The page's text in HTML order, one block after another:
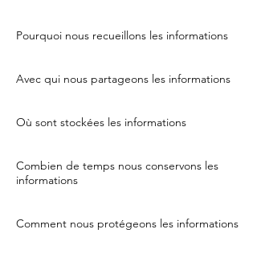
Pourquoi nous recueillons les informations
Avec qui nous partageons les informations
Où sont stockées les informations
Combien de temps nous conservons les
informations
Comment nous protégeons les informations